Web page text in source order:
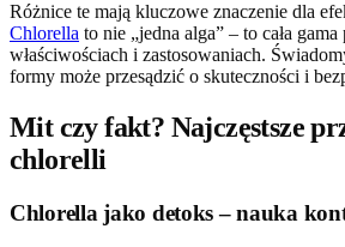
Różnice te mają kluczowe znaczenie dla
Chlorella to nie „jedna alga” – to cała
właściwościach i zastosowaniach.
formy może przesądzić o skuteczności i
Mit czy fakt? Najczęstsze
chlorelli
Chlorella jako detoks – nauka